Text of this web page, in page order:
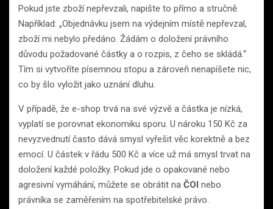
Pokud jste zboží nepřevzali, napište to přímo a stručně.
Například: „Objednávku jsem na výdejním místě nepřevzal,
zboží mi nebylo předáno. Žádám o doložení právního
důvodu požadované částky a o rozpis, z čeho se skládá.“
Tím si vytvoříte písemnou stopu a zároveň nenapíšete nic,
co by šlo vyložit jako uznání dluhu.
V případě, že e-shop trvá na své výzvě a částka je nízká,
vyplatí se porovnat ekonomiku sporu. U nároku 150 Kč za
nevyzvednutí často dává smysl vyřešit věc korektně a bez
emocí. U částek v řádu 500 Kč a více už má smysl trvat na
doložení každé položky. Pokud jde o opakované nebo
agresivní vymáhání, můžete se obrátit na ČOI nebo
právníka se zaměřením na spotřebitelské právo.